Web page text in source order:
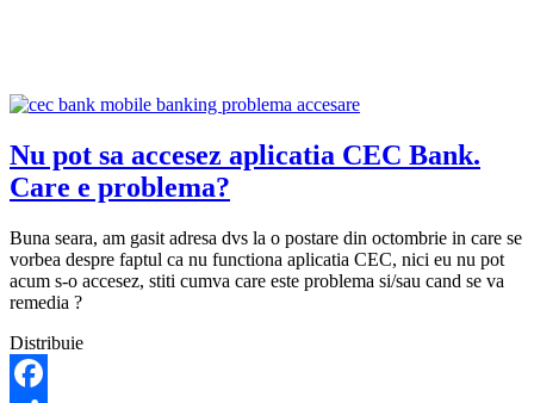
Nu pot sa accesez aplicatia CEC Bank.
Care e problema?
Buna seara, am gasit adresa dvs la o postare din octombrie in care se
vorbea despre faptul ca nu functiona aplicatia CEC, nici eu nu pot
acum s-o accesez, stiti cumva care este problema si/sau cand se va
remedia ?
Distribuie